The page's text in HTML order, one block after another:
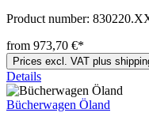
Product number:
from 973,70 €*
Prices excl. VAT plus
Details
Bücherwagen Öland